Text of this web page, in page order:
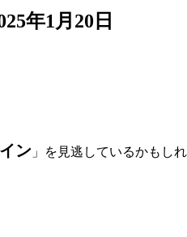
年1月20日
ン 」を見逃しているかもし